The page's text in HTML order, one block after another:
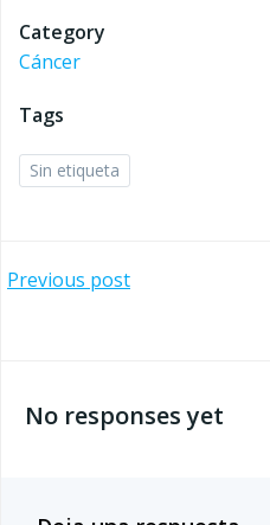
Category
Cáncer
Tags
Sin etiqueta
Navegación
las
Previous post
por
las
entradas
No responses yet